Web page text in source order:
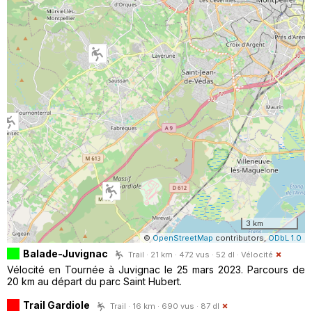
3 km
©OpenStreetMap contributors,ODbL 1.0
Balade-Juvignac Trail · 21 km · 472 vus · 52 dl · Vélocité
Vélocité en Tournée à Juvignac le 25 mars 2023. Parcours de
20 km au départ du parc Saint Hubert.
Trail Gardiole
Trail · 16 km · 690 vus · 87 dl